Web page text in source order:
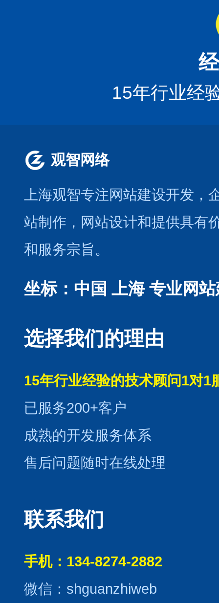
15年行业经
观智网络
上海观智专注网站建设开发 ，
站制作 ， 网站设计和提供具有
和服务宗旨。
坐标：中国 上海 专业网
选择我们的理由
15年行业经验的技术顾问1对1
已服务200+客户
成熟的开发服务体系
售后问题随时在线处理
联系我们
手机：134-8274-2882
微信：shguanzhiweb